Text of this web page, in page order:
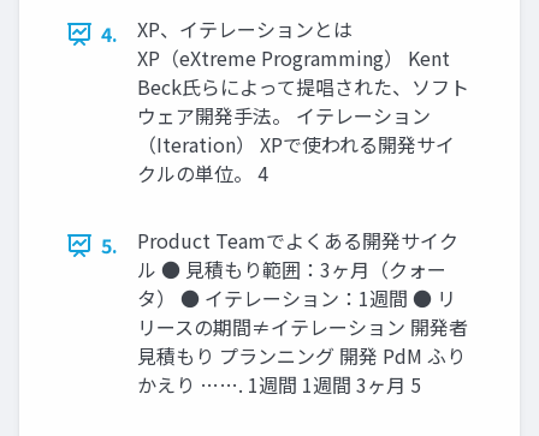
4.
XP、イテレーションとは
XP（eXtreme Programming） Kent
Beck氏らによって提唱された、ソフト
ウェア開発手法。 イテレーション
（Iteration） XPで使われる開発サイ
クルの単位。 4
5.
Product Teamでよくある開発サイク
ル ● 見積もり範囲：3ヶ月（クォー
タ） ● イテレーション：1週間 ● リ
リースの期間≠イテレーション 開発者
見積もり プランニング 開発 PdM ふり
かえり ……. 1週間 1週間 3ヶ月 5